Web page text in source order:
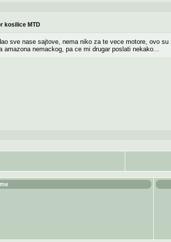
kosilice MTD
sve nase sajtove, nema niko za te vece motore, ovo su
amazona nemackog, pa ce mi drugar poslati nekako...